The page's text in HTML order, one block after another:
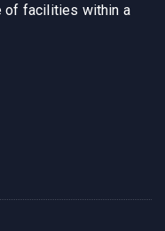
of facilities within a